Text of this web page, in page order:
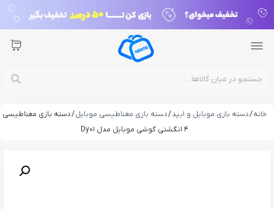
خانه/دسته بازی موبایل و ایپد/دسته بازی مغناطیسی موبایل/ دسته بازی مغناطیسی
4 انگشتی گوشی موبایل مدل Dy01